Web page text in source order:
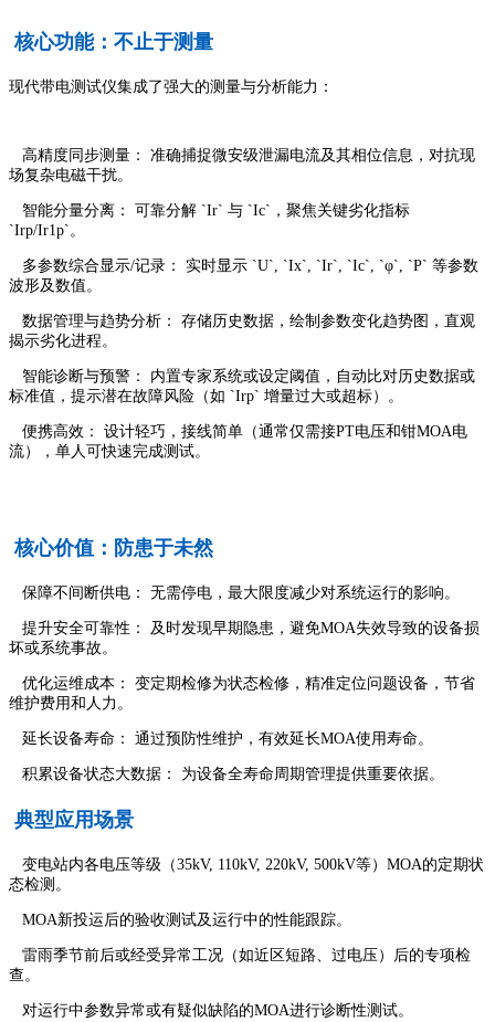
核心功能：不止于测量
现代带电测试仪集成了强大的测量与分析能力：
高精度同步测量： 准确捕捉微安级泄漏电流及其相位信息，对抗现
场复杂电磁干扰。
智能分量分离： 可靠分解 `Ir` 与 `Ic`，聚焦关键劣化指标
`Irp/Ir1p`。
多参数综合显示/记录： 实时显示 `U`, `Ix`, `Ir`, `Ic`, `φ`, `P` 等参数
波形及数值。
数据管理与趋势分析： 存储历史数据，绘制参数变化趋势图，直观
揭示劣化进程。
智能诊断与预警： 内置专家系统或设定阈值，自动比对历史数据或
标准值，提示潜在故障风险（如 `Irp` 增量过大或超标）。
便携高效： 设计轻巧，接线简单（通常仅需接PT电压和钳MOA电
流），单人可快速完成测试。
核心价值：防患于未然
保障不间断供电： 无需停电，最大限度减少对系统运行的影响。
提升安全可靠性： 及时发现早期隐患，避免MOA失效导致的设备损
坏或系统事故。
优化运维成本： 变定期检修为状态检修，精准定位问题设备，节省
维护费用和人力。
延长设备寿命： 通过预防性维护，有效延长MOA使用寿命。
积累设备状态大数据： 为设备全寿命周期管理提供重要依据。
典型应用场景
变电站内各电压等级（35kV, 110kV, 220kV, 500kV等）MOA的定期状
态检测。
MOA新投运后的验收测试及运行中的性能跟踪。
雷雨季节前后或经受异常工况（如近区短路、过电压）后的专项检
查。
对运行中参数异常或有疑似缺陷的MOA进行诊断性测试。